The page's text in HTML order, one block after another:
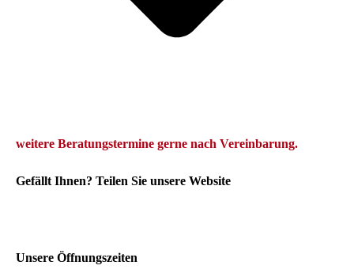
weitere Beratungstermine gerne nach Vereinbarung.
Gefällt Ihnen? Teilen Sie unsere Website
Unsere Öffnungszeiten